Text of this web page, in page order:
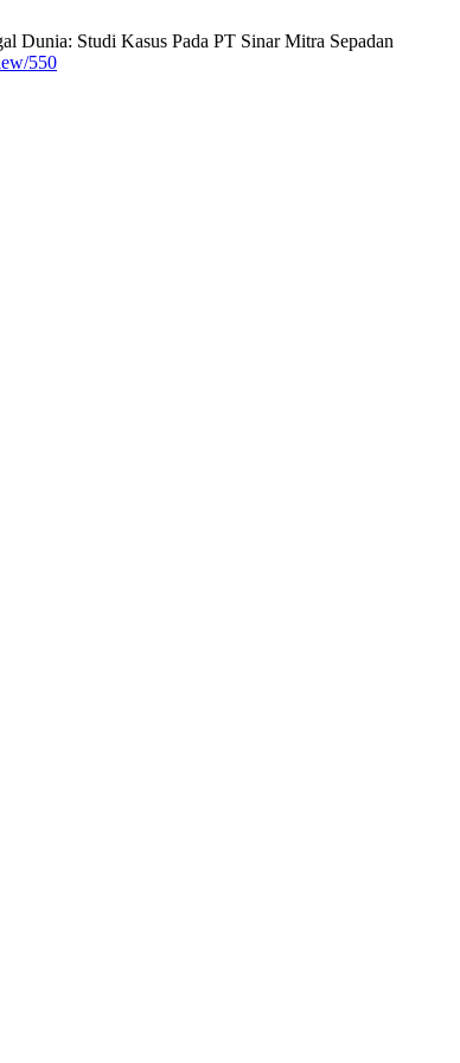
Dunia: Studi Kasus Pada PT Sinar Mitra Sepadan
550